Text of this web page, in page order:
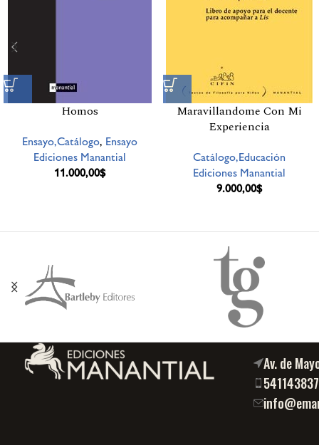
Homos
Ensayo,Catálogo, Ensayo
Ediciones Manantial
11.000,00$
Maravillandome Con Mi
Experiencia
Catálogo,Educación
Ediciones Manantial
9.000,00$
Av. de